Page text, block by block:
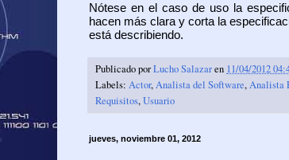
Nótese en el caso de uso la
hacen más clara y corta la
está describiendo.
Publicado porLucho Salazaren 11/04/2012
Labels: Actor,Analista del Software,Analista
Requisitos,Usuario
jueves, noviembre 01, 2012